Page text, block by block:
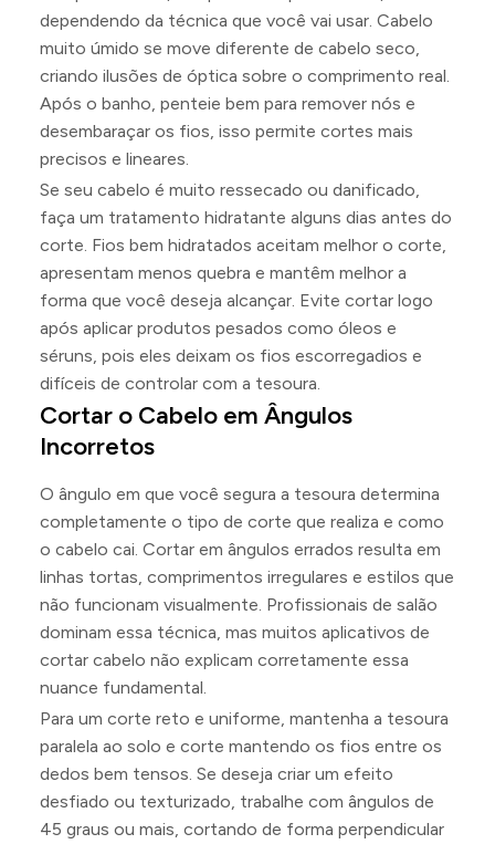
dependendo da técnica que você vai usar. Cabelo
muito úmido se move diferente de cabelo seco,
criando ilusões de óptica sobre o comprimento real.
Após o banho, penteie bem para remover nós e
desembaraçar os fios, isso permite cortes mais
precisos e lineares.
Se seu cabelo é muito ressecado ou danificado,
faça um tratamento hidratante alguns dias antes do
corte. Fios bem hidratados aceitam melhor o corte,
apresentam menos quebra e mantêm melhor a
forma que você deseja alcançar. Evite cortar logo
após aplicar produtos pesados como óleos e
séruns, pois eles deixam os fios escorregadios e
difíceis de controlar com a tesoura.
Cortar o Cabelo em Ângulos
Incorretos
O ângulo em que você segura a tesoura determina
completamente o tipo de corte que realiza e como
o cabelo cai. Cortar em ângulos errados resulta em
linhas tortas, comprimentos irregulares e estilos que
não funcionam visualmente. Profissionais de salão
dominam essa técnica, mas muitos aplicativos de
cortar cabelo não explicam corretamente essa
nuance fundamental.
Para um corte reto e uniforme, mantenha a tesoura
paralela ao solo e corte mantendo os fios entre os
dedos bem tensos. Se deseja criar um efeito
desfiado ou texturizado, trabalhe com ângulos de
45 graus ou mais, cortando de forma perpendicular